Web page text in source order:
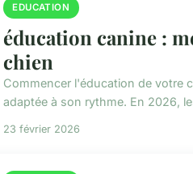
EDUCATION
éducation canine :
chien
Commencer l'éducation de votre
adaptée à son rythme. En 2026,
23 février 2026